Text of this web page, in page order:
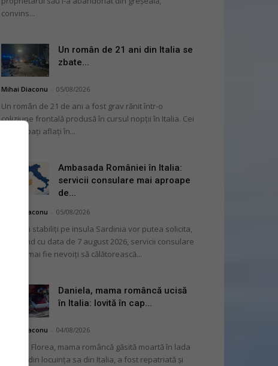
convins...
Un român de 21 ani din Italia se
zbate...
Mihai Diaconu 05/08/2026
Un român de 21 de ani a fost grav rănit într-o
coliziune frontală produsă în cursul nopții în Italia. Cei
doi bărbați aflați în...
Ambasada României în Italia:
servicii consulare mai aproape
de...
Mihai Diaconu 05/08/2026
Românii stabiliți pe insula Sardinia vor putea solicita,
începând cu data de 7 august 2026, servicii consulare
fără să mai fie nevoiți să călătorească...
Daniela, mama româncă ucisă
în Italia: lovită în cap...
Mihai Diaconu 04/08/2026
Daniela Florea, mama româncă găsită moartă în lada
patului din locuința sa din Italia, a fost repatriată și